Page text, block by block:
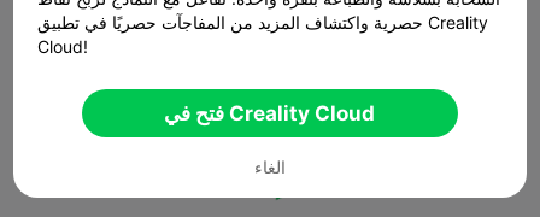
حصرية واكتشاف المزيد من المفاجآت حصريًا في تطبيق Creality
Cloud!
فتح في Creality Cloud
الغاء